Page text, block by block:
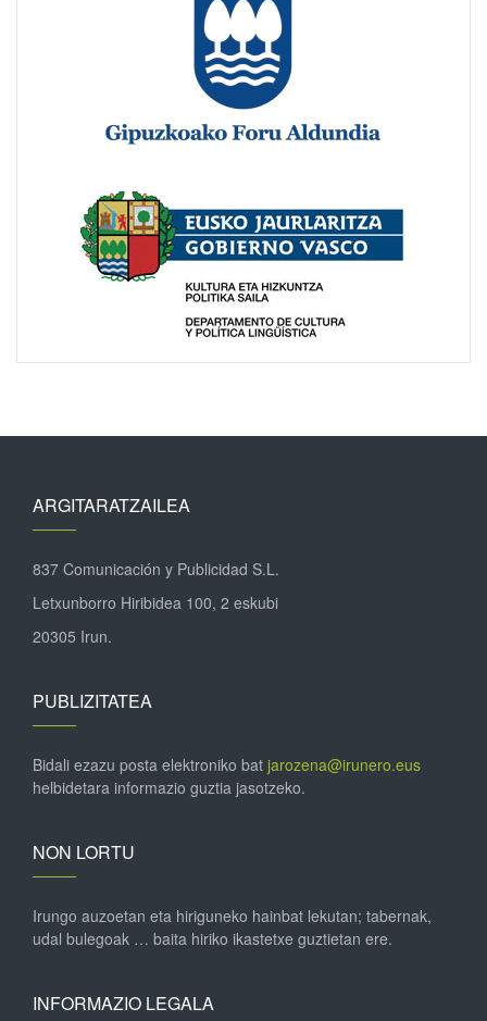
ARGITARATZAILEA
837 Comunicación y Publicidad S.L.
Letxunborro Hiribidea 100, 2 eskubi
20305 Irun.
PUBLIZITATEA
Bidali ezazu posta elektroniko bat jarozena@irunero.eus
helbidetara informazio guztia jasotzeko.
NON LORTU
Irungo auzoetan eta hiriguneko hainbat lekutan; tabernak,
udal bulegoak … baita hiriko ikastetxe guztietan ere.
INFORMAZIO LEGALA